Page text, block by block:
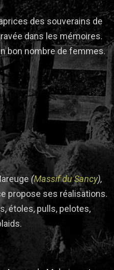
des souverainsde
dans les mémoires.
bon nombre de femmes.
(Massif du Sancy),
propose ses réalisations.
étoles, pulls, pelotes,